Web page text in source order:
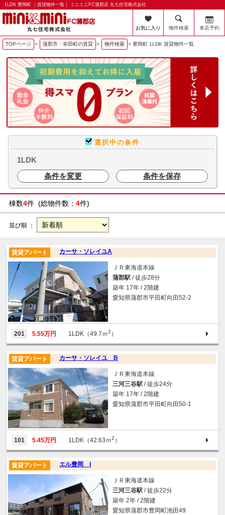
1LDK 豊岡町 ｜賃貸物件一覧｜ ミニミニFC蒲郡店 丸七住宅株式会社
お気に入り 物件検索 来店予約
TOPページ > 蒲郡市・幸田町の賃貸 > 物件検索 > 豊岡町 1LDK 賃貸物件一覧
選択中の条件
1LDK
条件を変更
条件を保存
棟数4件 (総物件数： 4件)
並び順 ：
カーサ・ソレイユA
賃貸アパート
ＪＲ東海道本線
蒲郡駅 / 徒歩28分
築年 17年 / 2階建
愛知県蒲郡市平田町向田52-2
201 5.55万円 1LDK（49.7ｍ2 ）
カーサ・ソレイユ B
賃貸アパート
ＪＲ東海道本線
三河三谷駅 / 徒歩24分
築年 17年 / 2階建
愛知県蒲郡市平田町向田50-1
101 5.45万円 1LDK（42.63ｍ2 ）
エル豊岡 I
賃貸アパート
ＪＲ東海道本線
三河三谷駅 / 徒歩22分
築年 2年 / 2階建
愛知県蒲郡市豊岡町池田49